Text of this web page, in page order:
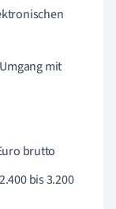
mit
brutto
2.400 bis 3.200